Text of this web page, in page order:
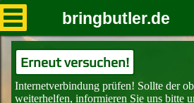
bringbutler.de
Erneut versuchen!